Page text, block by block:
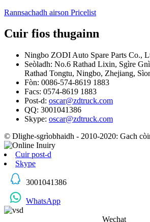
Rannsachadh airson Pricelist
Cuir fios thugainn
Ningbo ZODI Auto Spare Parts Co.,
Seòladh: No.6 Rathad Lixin, Sgìre
Rathad Tongtu, Ningbo, Zhejiang,
Fòn: 0086-574-8619 1883
Facs: 0574-8619 1883
Post-d: oscar@zdtruck.com
QQ: 3001041386
Skype: oscar@zdtruck.com
© Dlighe-sgrìobhaidh - 2010-2020: Gach
Cuir post-d
Skype
3001041386
WhatsApp
Wechat